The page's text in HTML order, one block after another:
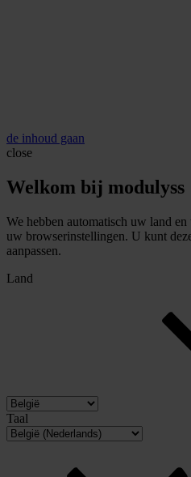
de inhoud gaan
close
Welkom bij modulyss
We hebben automatisch uw land en
uw browserinstellingen. U kunt
aanpassen.
Land
Taal